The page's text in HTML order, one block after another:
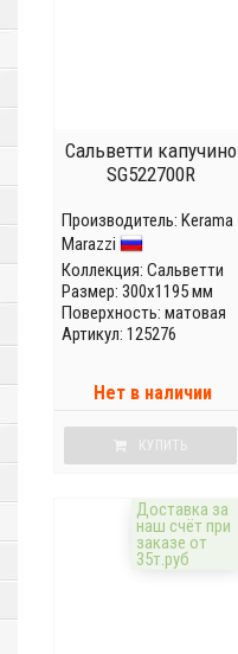
Сальветти капучино
SG522700R
Производитель: Kerama
Marazzi
Коллекция: Сальветти
Размер: 300x1195 мм
Поверхность: матовая
Артикул: 125276
Нет в наличии
КУПИТЬ
Доставка за
наш счёт при
заказе от
35т.руб